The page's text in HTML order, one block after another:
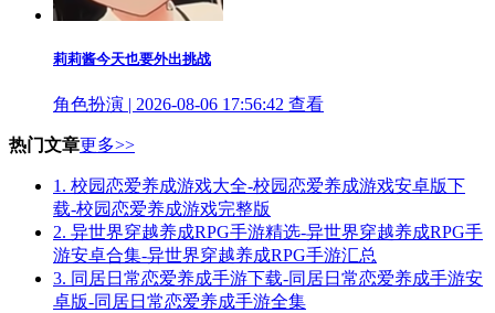
莉莉酱今天也要外出挑战
角色扮演 | 2026-08-06 17:56:42 查看
热门文章更多>>
1. 校园恋爱养成游戏大全-校园恋爱养成游戏安卓版下
载-校园恋爱养成游戏完整版
2. 异世界穿越养成RPG手游精选-异世界穿越养成RPG手
游安卓合集-异世界穿越养成RPG手游汇总
3. 同居日常恋爱养成手游下载-同居日常恋爱养成手游安
卓版-同居日常恋爱养成手游全集